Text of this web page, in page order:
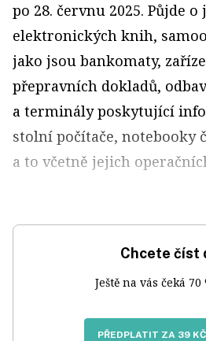
po 28. červnu 2025. Půjde
elektronických knih,
jako jsou bankomaty,
přepravních dokladů,
a terminály poskytující
stolní počítače, notebooky
a to včetně jejich
Chcete číst
Ještě na vás čeká
PŘEDPLATIT ZA 39